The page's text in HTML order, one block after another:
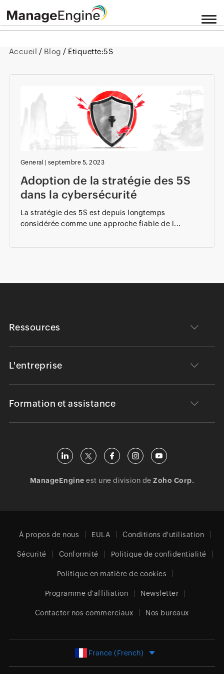
Accueil / Blog / Étiquette:5S
General septembre 5, 2023
Adoption de la stratégie des 5S
dans la cybersécurité
La stratégie des 5S est depuis longtemps
considérée comme une approche fiable de l...
Ressources
L'entreprise
Formation et assistance
ManageEngine est une division deZoho Corp.
À propos de nous EULA Conditions d'utilisation
Sécurité Conformité Politique de confidentialité
Politique en matière de cookies
Programme d'affiliation Newsletter
Contacter nos commerciaux Nos bureaux
France (French)